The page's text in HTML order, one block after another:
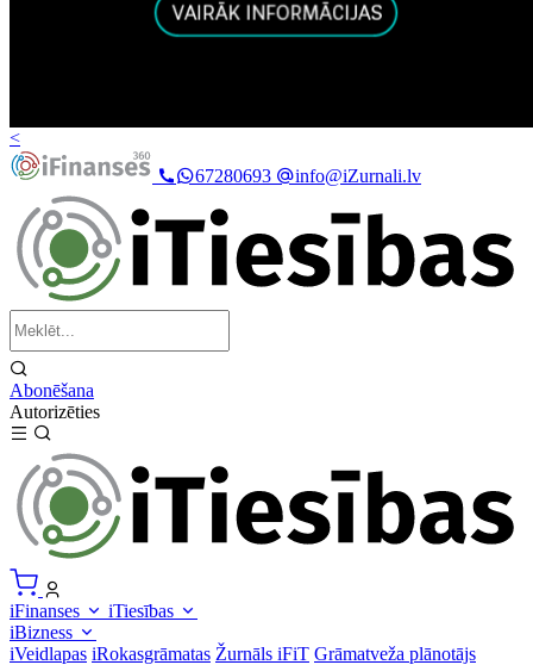
<
67280693
info@iZurnali.lv
Abonēšana
Autorizēties
iFinanses
iTiesības
iBizness
iVeidlapas iRokasgrāmatas Žurnāls iFiT Grāmatveža plānotājs